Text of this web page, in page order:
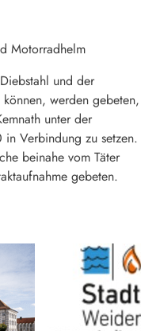
Motorradhelm
und der
werden gebeten,
unter der
Verbindung zu setzen.
beinahe vom Täter
gebeten.